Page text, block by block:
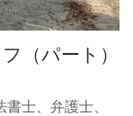
（パート）
士、弁護士、